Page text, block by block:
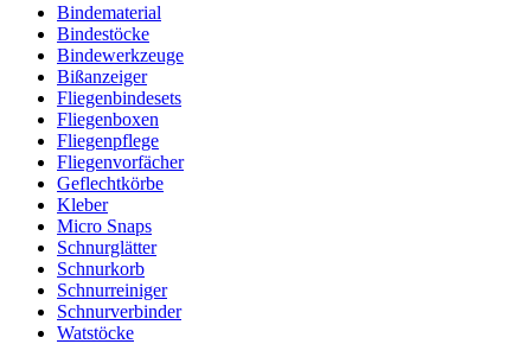
Bindematerial
Bindestöcke
Bindewerkzeuge
Bißanzeiger
Fliegenbindesets
Fliegenboxen
Fliegenpflege
Fliegenvorfächer
Geflechtkörbe
Kleber
Micro Snaps
Schnurglätter
Schnurkorb
Schnurreiniger
Schnurverbinder
Watstöcke